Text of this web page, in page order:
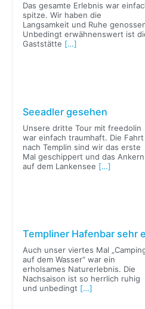
Das gesamte Erlebnis war
spitze. Wir haben die
Langsamkeit und Ruhe
Unbedingt erwähnenswert ist
Gaststätte […]
Seeadler gesehen
Unsere dritte Tour mit freedolin
war einfach traumhaft. Die Fahrt
nach Templin sind wir das erste
Mal geschippert und das Ankern
auf dem Lankensee […]
Templiner Hafenbar sehr
Auch unser viertes Mal
auf dem Wasser“ war ein
erholsames Naturerlebnis. Die
Nachsaison ist so herrlich ruhig
und unbedingt […]